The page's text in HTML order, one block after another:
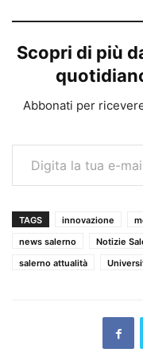
Scopri di più
Abbonati per
Digita la tua e-mail...
TAGS innovazione
news salerno
Notizie
salerno attualità